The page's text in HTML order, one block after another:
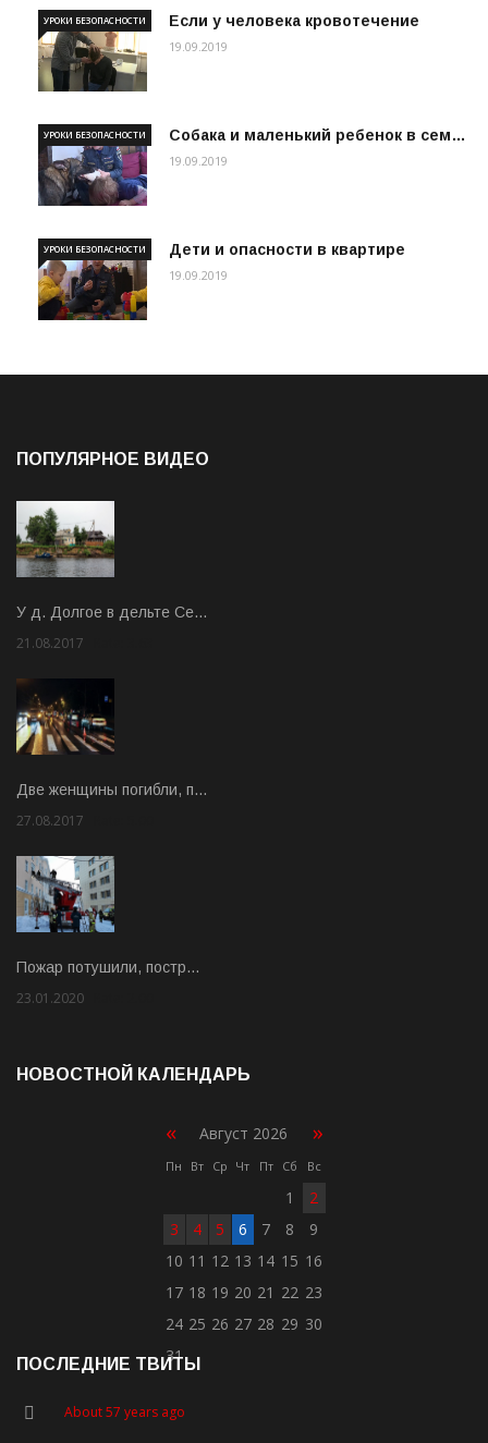
Если у человека кровотечение
УРОКИ БЕЗОПАСНОСТИ
19.09.2019
Собака и маленький ребенок в сем…
УРОКИ БЕЗОПАСНОСТИ
19.09.2019
Дети и опасности в квартире
УРОКИ БЕЗОПАСНОСТИ
19.09.2019
ПОПУЛЯРНОЕ ВИДЕО
У д. Долгое в дельте Се…
21.08.2017
Две женщины погибли, п…
27.08.2017
Пожар потушили, постр…
23.01.2020
НОВОСТНОЙ КАЛЕНДАРЬ
« Август 2026 »
Пн Вт Ср Чт Пт Сб Вс
1
2
3
4 5 6 7 8
9
10 11 12 13 14 15 16
17 18 19 20 21 22 23
24 25 26 27 28 29 30
31
ПОСЛЕДНИЕ ТВИТЫ
About 57 years ago